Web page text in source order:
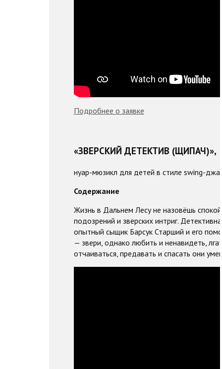
Подробнее о заявке
«ЗВЕРСКИЙ ДЕТЕКТИВ (ЩИПАЧ)»,
нуар-мюзикл для детей в стиле swing-
Содержание
Жизнь в Дальнем Лесу не назовёшь
подозрений и зверских интриг.
опытный сыщик Барсук Старший и его
— звери, однако любить и ненавидеть,
отчаиваться, предавать и спасать они